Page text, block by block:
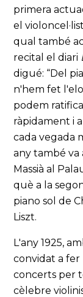
primera
el
qual també
recital el diari
digué: “Del
n'hem fet
podem
ràpidament i
cada vegada
any també va
Massià al
què a la
piano sol de
Liszt.
L'any 1925,
convidat a fer
concerts per
cèlebre